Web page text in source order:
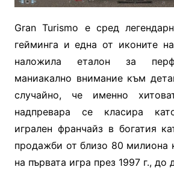
Gran Turismo е сред
гейминга и една от иконите
наложила еталон за
маниакално внимание към
случайно, че именно
надпревара се класира
игрален франчайз в богатия
продажби от близо 80 милиона
на първата игра през 1997 г., до